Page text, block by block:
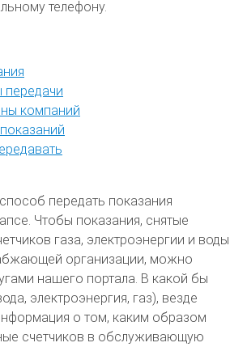
телефону.
компаний
передать показания
Чтобы показания, снятые
газа, электроэнергии и воды
организации, можно
нашего портала. В какой бы
электроэнергия, газ), везде
о том, каким образом
счетчиков в обслуживающую